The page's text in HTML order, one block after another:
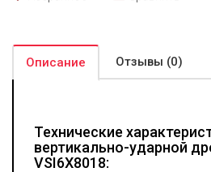
управления, высокая степень
возникновения неисправностей.
сервисному обслуживанию подъем
выполнение работ и снизить
Описание Отзывы (0)
Технические
вертикально-ударной
VSI6X8018: